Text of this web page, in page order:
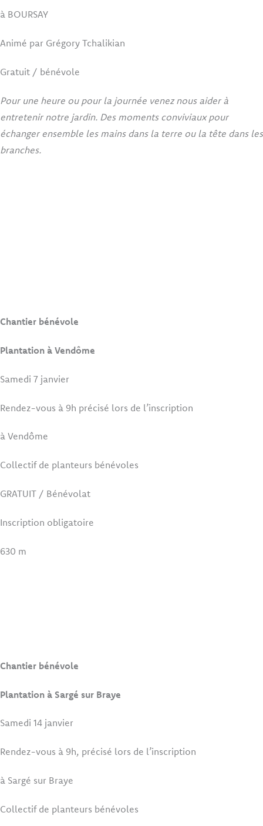
à BOURSAY
Animé par Grégory Tchalikian
Gratuit / bénévole
Pour une heure ou pour la journée venez nous aider à
entretenir notre jardin. Des moments conviviaux pour
échanger ensemble les mains dans la terre ou la tête dans les
branches.
Chantier bénévole
Plantation à Vendôme
Samedi 7 janvier
Rendez-vous à 9h précisé lors de l’inscription
à Vendôme
Collectif de planteurs bénévoles
GRATUIT / Bénévolat
Inscription obligatoire
630 m
Chantier bénévole
Plantation à Sargé sur Braye
Samedi 14 janvier
Rendez-vous à 9h, précisé lors de l’inscription
à Sargé sur Braye
Collectif de planteurs bénévoles